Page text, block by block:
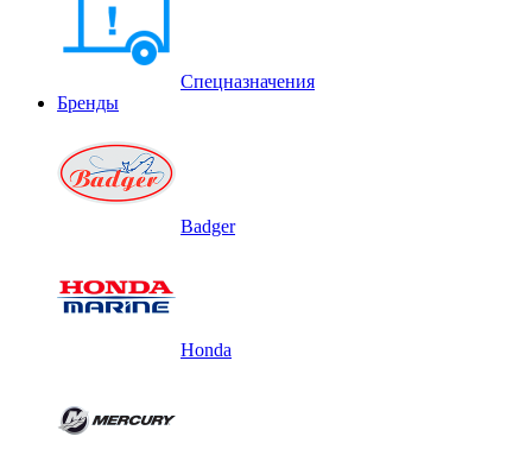
Спецназначения
Бренды
Badger
Honda